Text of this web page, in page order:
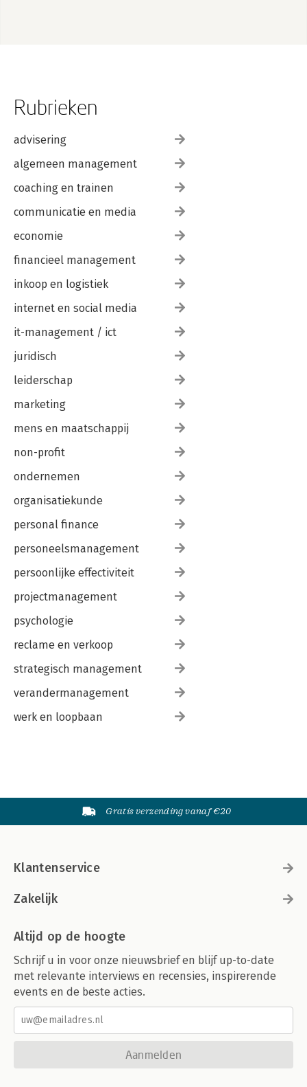
Rubrieken
advisering
algemeen management
coaching en trainen
communicatie en media
economie
financieel management
inkoop en logistiek
internet en social media
it-management / ict
juridisch
leiderschap
marketing
mens en maatschappij
non-profit
ondernemen
organisatiekunde
personal finance
personeelsmanagement
persoonlijke effectiviteit
projectmanagement
psychologie
reclame en verkoop
strategisch management
verandermanagement
werk en loopbaan
Gratis verzending vanaf €20
Klantenservice
Zakelijk
Altijd op de hoogte
Schrijf u in voor onze nieuwsbrief en blijf up-to-date
met relevante interviews en recensies, inspirerende
events en de beste acties.
Aanmelden